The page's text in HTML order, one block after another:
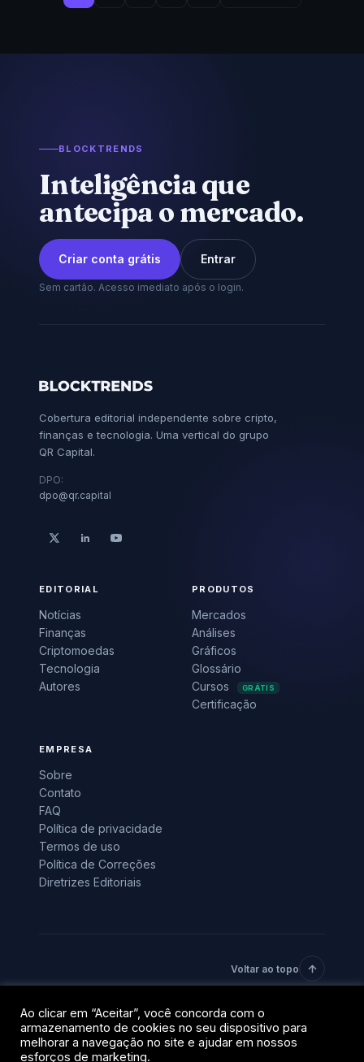
BLOCKTRENDS
Inteligência que
antecipa o mercado.
Criar conta grátis Entrar
Sem cartão. Acesso imediato após o login.
Cobertura editorial independente sobre cripto,
finanças e tecnologia. Uma vertical do grupo
QR Capital.
DPO:
dpo@qr.capital
EDITORIAL
Notícias
Finanças
Criptomoedas
Tecnologia
Autores
PRODUTOS
Mercados
Análises
Gráficos
Glossário
Cursos
GRÁTIS
Certificação
EMPRESA
Sobre
Contato
FAQ
Política de privacidade
Termos de uso
Política de Correções
Diretrizes Editoriais
Voltar ao topo
© 2026 BlockTrends · Uma vertical do grupo QR Capital.
Todos os direitos reservados.
PrivacidadeTermos
Ao clicar em “Aceitar”, você concorda com o
armazenamento de cookies no seu dispositivo para
melhorar a navegação no site e ajudar em nossos
esforços de marketing.